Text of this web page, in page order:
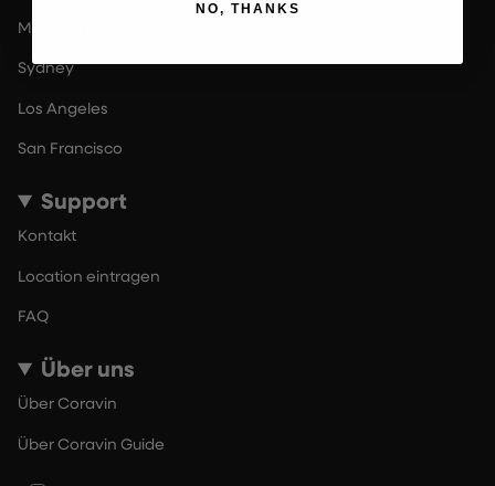
Melbourne
Sydney
Los Angeles
San Francisco
Support
Kontakt
Location eintragen
FAQ
Über uns
Über Coravin
Über Coravin Guide
NO, THANKS